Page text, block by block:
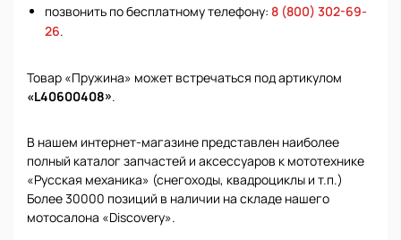
позвонить по бесплатному телефону: 8 (800) 302-69-
26.
Товар «Пружина» может встречаться под артикулом
«L40600408».
В нашем интернет-магазине представлен наиболее
полный каталог запчастей и аксессуаров к мототехнике
«Русская механика» (снегоходы, квадроциклы и т.п.)
Более 30000 позиций в наличии на складе нашего
мотосалона «Discovery».